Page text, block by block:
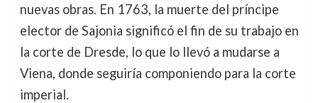
nuevas obras. En 1763, la muerte del príncipe
elector de Sajonia significó el fin de su trabajo en
la corte de Dresde, lo que lo llevó a mudarse a
Viena, donde seguiría componiendo para la corte
imperial.